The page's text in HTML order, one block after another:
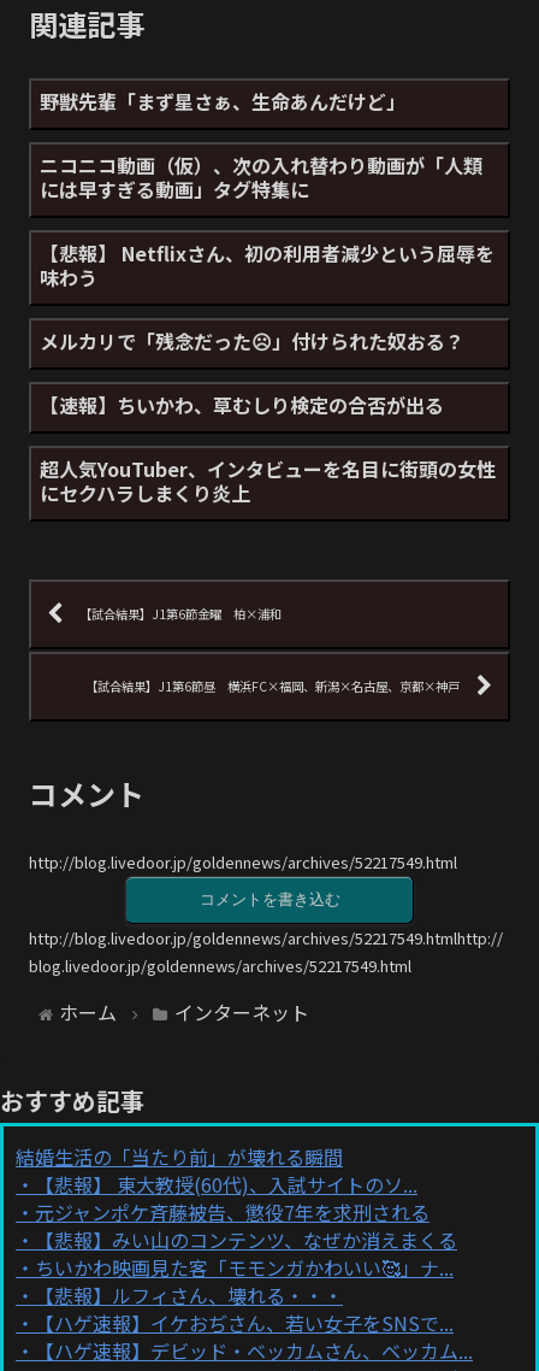
関連記事
野獣先輩「まず星さぁ、生命あんだけど」
ニコニコ動画（仮）、次の入れ替わり動画が「人類
には早すぎる動画」タグ特集に
【悲報】 Netflixさん、初の利用者減少という屈辱を
味わう
メルカリで「残念だった☹」付けられた奴おる？
【速報】ちいかわ、草むしり検定の合否が出る
超人気YouTuber、インタビューを名目に街頭の女性
にセクハラしまくり炎上
【試合結果】J1第6節金曜 柏×浦和
【試合結果】J1第6節昼 横浜FC×福岡、新潟×名古屋、京都×神戸
コメント
http://blog.livedoor.jp/goldennews/archives/52217549.html
コメントを書き込む
http://blog.livedoor.jp/goldennews/archives/52217549.htmlhttp://
blog.livedoor.jp/goldennews/archives/52217549.html
ホーム インターネット
おすすめ記事
結婚生活の「当たり前」が壊れる瞬間
【悲報】 東大教授(60代)、入試サイトのソ...
元ジャンポケ斉藤被告、懲役7年を求刑される
【悲報】みい山のコンテンツ、なぜか消えまくる
ちいかわ映画見た客「モモンガかわいい🥰」ナ...
【悲報】ルフィさん、壊れる・・・
【ハゲ速報】イケおぢさん、若い女子をSNSで...
【ハゲ速報】デビッド・ベッカムさん、ベッカム...